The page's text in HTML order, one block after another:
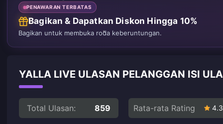
PENAWARAN TERBATAS
Bagikan & Dapatkan Diskon Hingga 10%
Bagikan untuk membuka roda keberuntungan.
YALLA LIVE ULASAN PELANGGAN ISI
Total Ulasan: 859 Rata-rata Rating 4.3